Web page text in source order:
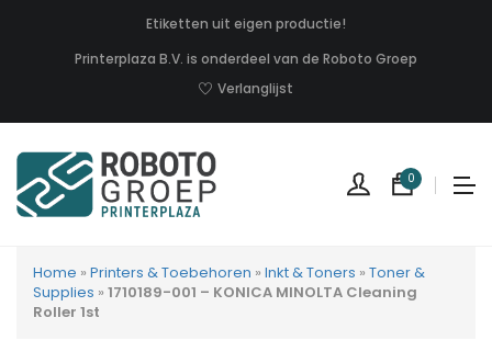
Etiketten uit eigen productie!
Printerplaza B.V. is onderdeel van de Roboto Groep
Verlanglijst
0
Home » Printers & Toebehoren » Inkt & Toners » Toner &
Supplies » 1710189-001 – KONICA MINOLTA Cleaning
Roller 1st